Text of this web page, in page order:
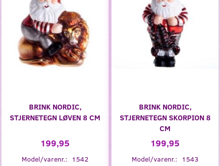
BRINK NORDIC,
STJERNETEGN LØVEN 8 CM
199,95
Model/varenr.: 1542
BRINK NORDIC,
STJERNETEGN SKORPION 8
CM
199,95
Model/varenr.: 1543